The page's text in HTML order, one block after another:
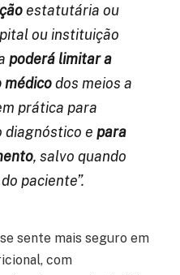
estatutária ou
ou instituição
poderá limitar a
médicodos meios a
prática para
diagnóstico e para
, salvo quando
paciente”.
sente mais seguro em
com